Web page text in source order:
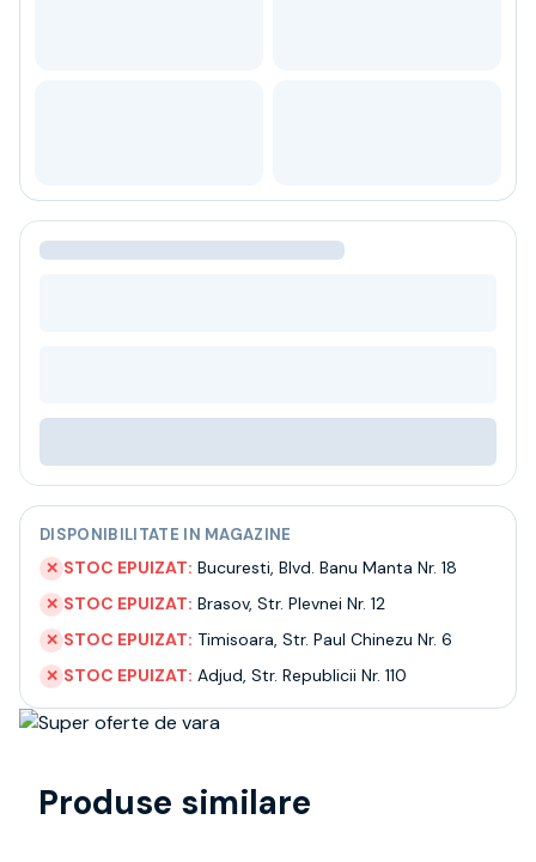
Ceai
Bacanie
BLACK FRIDAY
Contact
Termeni si conditii
Politica de confidentialitate
Intrebari frecvente
DISPONIBILITATE IN MAGAZINE
✕ STOC EPUIZAT: Bucuresti, Blvd. Banu Manta Nr. 18
✕ STOC EPUIZAT: Brasov, Str. Plevnei Nr. 12
✕ STOC EPUIZAT: Timisoara, Str. Paul Chinezu Nr. 6
✕ STOC EPUIZAT: Adjud, Str. Republicii Nr. 110
Produse similare